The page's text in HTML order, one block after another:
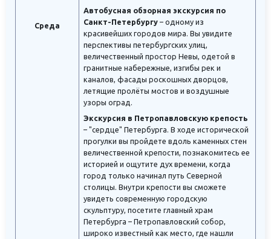
Среда
Автобусная обзорная экскурсия по
Санкт-Петербургу – одному из
красивейших городов мира. Вы увидите
перспективы петербургских улиц,
величественный простор Невы, одетой в
гранитные набережные, изгибы рек и
каналов, фасады роскошных дворцов,
летящие пролёты мостов и воздушные
узоры оград.
Экскурсия в Петропавловскую крепость
– "сердце" Петербурга. В ходе исторической
прогулки вы пройдете вдоль каменных стен
величественной крепости, познакомитесь ее
историей и ощутите дух времени, когда
город только начинал путь Северной
столицы. Внутри крепости вы сможете
увидеть современную городскую
скульптуру, посетите главный храм
Петербурга – Петропавловский собор,
широко известный как место, где нашли